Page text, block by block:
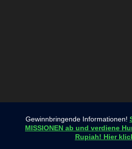
Gewinnbringende Informationen!
MISSIONEN ab und verdiene
Rupiah! Hier